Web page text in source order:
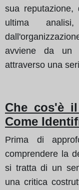
sua
ultima
avviene da un
attraverso una
Che cos'è
Come
Prima di
comprendere la
si tratta di un
una critica